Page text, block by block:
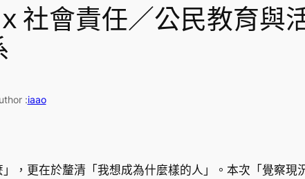
社會責任／公民教育與
:iaao
，更在於釐清「我想成為什麼樣的人」。本次「覺察現